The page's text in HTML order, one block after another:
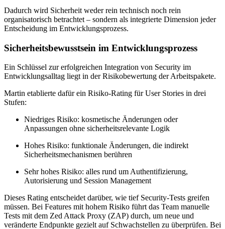
Dadurch wird Sicherheit weder rein technisch noch rein
organisatorisch betrachtet – sondern als integrierte Dimension jeder
Entscheidung im Entwicklungsprozess.
Sicherheitsbewusstsein im Entwicklungsprozess
Ein Schlüssel zur erfolgreichen Integration von Security im
Entwicklungsalltag liegt in der Risikobewertung der Arbeitspakete.
Martin etablierte dafür ein Risiko-Rating für User Stories in drei
Stufen:
Niedriges Risiko: kosmetische Änderungen oder
Anpassungen ohne sicherheitsrelevante Logik
Hohes Risiko: funktionale Änderungen, die indirekt
Sicherheitsmechanismen berühren
Sehr hohes Risiko: alles rund um Authentifizierung,
Autorisierung und Session Management
Dieses Rating entscheidet darüber, wie tief Security-Tests greifen
müssen. Bei Features mit hohem Risiko führt das Team manuelle
Tests mit dem Zed Attack Proxy (ZAP) durch, um neue und
veränderte Endpunkte gezielt auf Schwachstellen zu überprüfen. Bei